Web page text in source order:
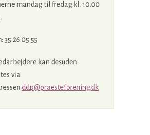
mandag til fredag kl. 10.00
35 26 05 55
kan desuden
via
ddp@praesteforening.dk